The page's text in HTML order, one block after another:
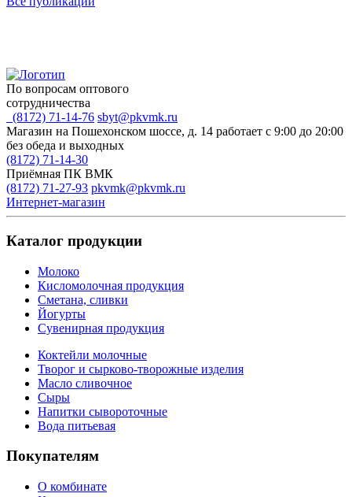
По вопросам оптового
сотрудничества
(8172) 71-14-76 sbyt@pkvmk.ru
Магазин на Пошехонском шоссе, д. 14 работает с 9:00 до 20:00
без обеда и выходных
(8172) 71-14-30
Приёмная ПК ВМК
(8172) 71-27-93 pkvmk@pkvmk.ru
Интернет-магазин
Каталог продукции
Молоко
Кисломолочная продукция
Сметана, сливки
Йогурты
Сувенирная продукция
Коктейли молочные
Творог и сырково-творожные изделия
Масло сливочное
Сыры
Напитки сывороточные
Вода питьевая
Покупателям
О комбинате